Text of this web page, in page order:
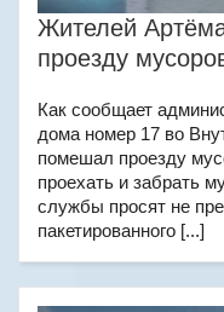
Жителей
проезду
Как сообщает
дома номер 17 во
помешал проезду
проехать и забрать
службы просят не
пакетированного [...]